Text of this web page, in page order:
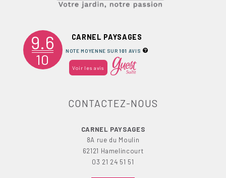
9.6
10
CARNEL PAYSAGES
NOTE MOYENNE SUR101 AVIS
Voir les avis
CONTACTEZ-NOUS
CARNEL PAYSAGES
8A rue du Moulin
62121 Hamelincourt
03 21 24 51 51